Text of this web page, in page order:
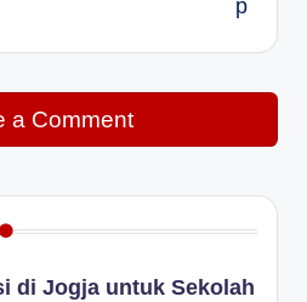
p
a Comment
di Jogja untuk Sekolah